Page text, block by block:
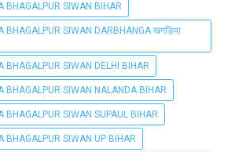
BHAGALPUR SIWAN BIHAR
BHAGALPUR SIWAN DARBHANGA खगड़िया
BHAGALPUR SIWAN DELHI BIHAR
BHAGALPUR SIWAN NALANDA BIHAR
BHAGALPUR SIWAN SUPAUL BIHAR
BHAGALPUR SIWAN UP BIHAR